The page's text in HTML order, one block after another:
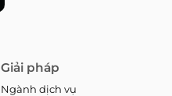
Giải pháp
Ngành dịch vụ